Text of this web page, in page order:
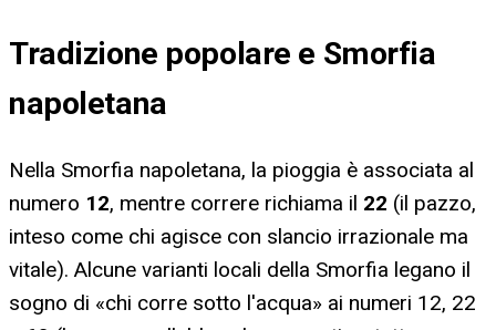
Tradizione popolare e Smorfia
napoletana
Nella Smorfia napoletana, la pioggia è associata al
numero 12, mentre correre richiama il 22 (il pazzo,
inteso come chi agisce con slancio irrazionale ma
vitale). Alcune varianti locali della Smorfia legano il
sogno di «chi corre sotto l'acqua» ai numeri 12, 22